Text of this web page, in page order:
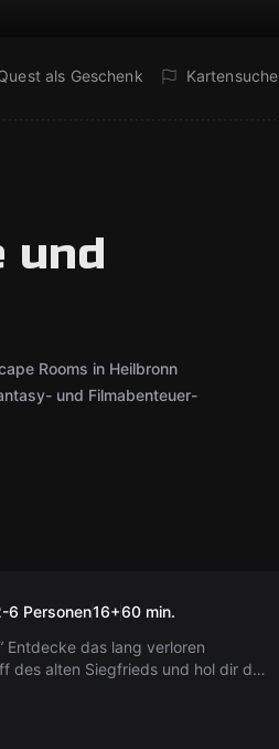
als Geschenk Kartensuche
und
Rooms in Heilbronn
und Filmabenteuer-
und der
Poseidon
6 Personen16+60 min.
Entdecke das lang verloren
des alten Siegfrieds und hol dir den